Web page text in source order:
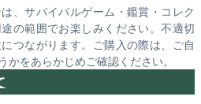
、サバイバルゲーム・鑑賞・コレク
の範囲でお楽しみください。不適切
つながります。ご購入の際は、ご自
をあらかじめご確認ください。